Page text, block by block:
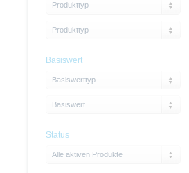
Produkttyp
Produkttyp
Basiswert
Basiswerttyp
Basiswert
Status
Alle aktiven Produkte